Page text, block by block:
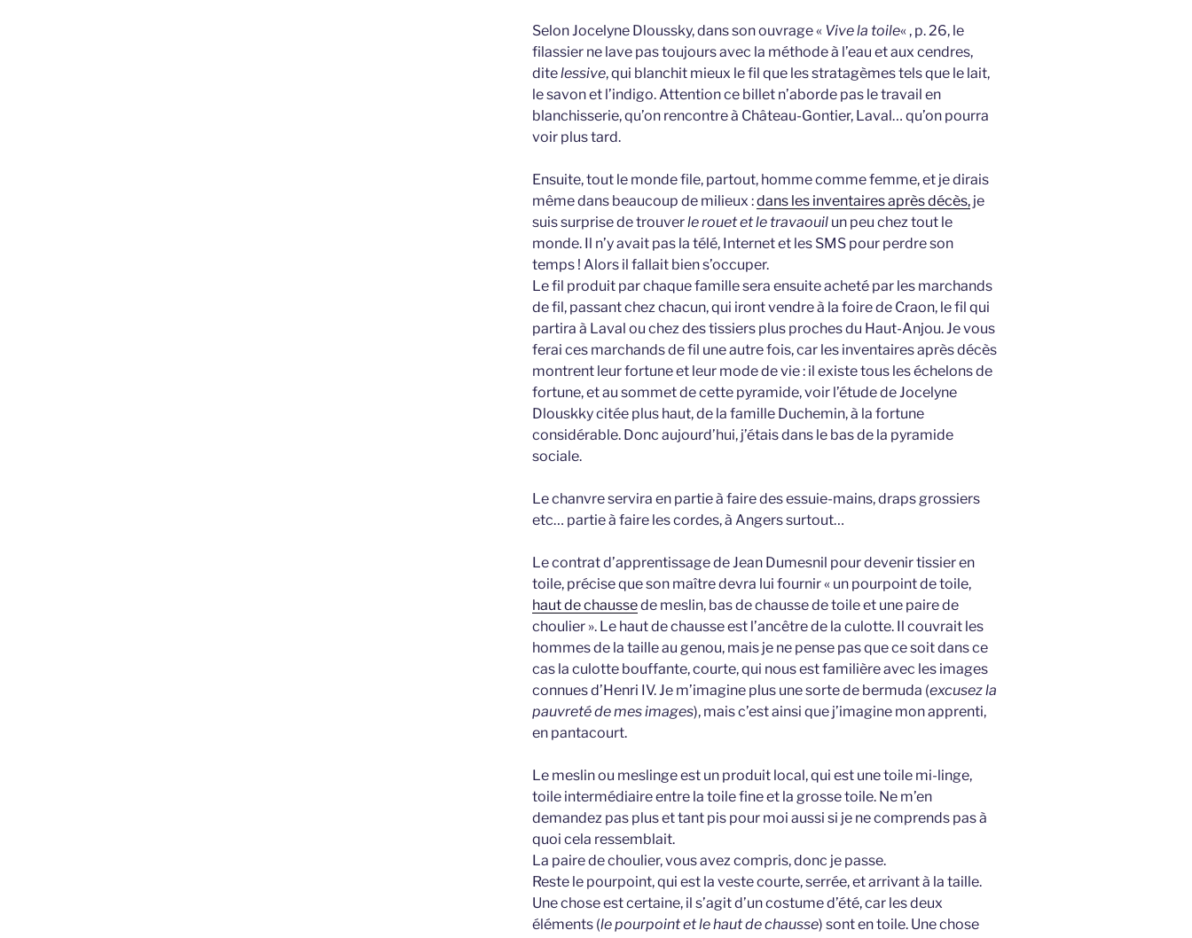
Selon Jocelyne Dloussky, dans son ouvrage « Vive la toile« , p. 26, le
filassier ne lave pas toujours avec la méthode à l’eau et aux cendres,
ditelessive, qui blanchit mieux le fil que les stratagèmes tels que le lait,
le savon et l’indigo. Attention ce billet n’aborde pas le travail en
blanchisserie, qu’on rencontre à Château-Gontier, Laval… qu’on pourra
voir plus tard.
Ensuite, tout le monde file, partout, homme comme femme, et je dirais
même dans beaucoup de milieux :dans les inventaires après décès,je
suis surprise de trouverle rouet et le travaouilun peu chez tout le
monde. Il n’y avait pas la télé, Internet et les SMS pour perdre son
temps ! Alors il fallait bien s’occuper.
Le fil produit par chaque famille sera ensuite acheté par les marchands
de fil, passant chez chacun, qui iront vendre à la foire de Craon, le fil qui
partira à Laval ou chez des tissiers plus proches du Haut-Anjou. Je vous
ferai ces marchands de fil une autre fois, car les inventaires après décès
montrent leur fortune et leur mode de vie : il existe tous les échelons de
fortune, et au sommet de cette pyramide, voir l’étude de Jocelyne
Dlouskky citée plus haut, de la famille Duchemin, à la fortune
considérable. Donc aujourd’hui, j’étais dans le bas de la pyramide
sociale.
Le chanvre servira en partie à faire des essuie-mains, draps grossiers
etc… partie à faire les cordes, à Angers surtout…
Le contrat d’apprentissage de Jean Dumesnil pour devenir tissier en
toile, précise que son maître devra lui fournir « un pourpoint de toile,
haut de chaussede meslin, bas de chausse de toile et une paire de
choulier ». Le haut de chausse est l’ancêtre de la culotte. Il couvrait les
hommes de la taille au genou, mais je ne pense pas que ce soit dans ce
cas la culotte bouffante, courte, qui nous est familière avec les images
connues d’Henri IV. Je m’imagine plus une sorte de bermuda (excusez la
pauvreté de mes images), mais c’est ainsi que j’imagine mon apprenti,
en pantacourt.
Le meslin ou meslinge est un produit local, qui est une toile mi-linge,
toile intermédiaire entre la toile fine et la grosse toile. Ne m’en
demandez pas plus et tant pis pour moi aussi si je ne comprends pas à
quoi cela ressemblait.
La paire de choulier, vous avez compris, donc je passe.
Reste le pourpoint, qui est la veste courte, serrée, et arrivant à la taille.
Une chose est certaine, il s’agit d’un costume d’été, car les deux
éléments (le pourpoint et le haut de chausse) sont en toile. Une chose